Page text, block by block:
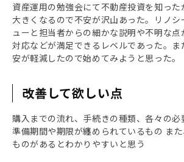
資産運用の勉強会にて不動産投資を知っ
大きくなるので不安が沢山あった。リノシ
ューと担当者からの細かな説明や不明な点
対応などが満足できるレベルであった。
安が軽減したので始めてみようと思った。
改善して欲しい点
購入までの流れ、手続きの種類、各々の必
準備期間や期限が纏められているもの ま
ものがあるとわかりやすいと思う